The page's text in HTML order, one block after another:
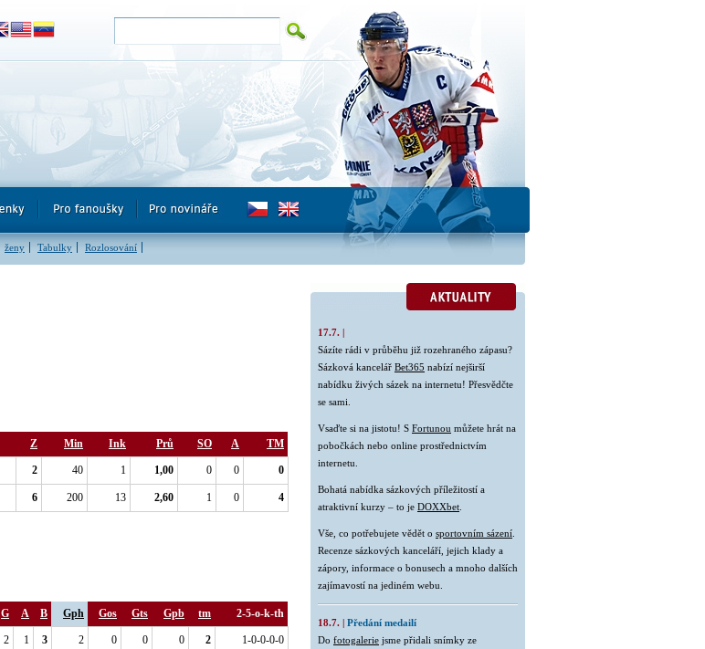
ženy Tabulky Rozlosování
Z Min Ink Prů SO A TM
2 40 1 1,00 0 0 0
6 200 13 2,60 1 0 4
G A B Gph Gos Gts Gpb tm 2-5-o-k-th
2 1 3 2 0 0 0 2 1-0-0-0-0
17.7. |
Sázíte rádi v průběhu již rozehraného zápasu?
Sázková kancelář Bet365 nabízí nejširší
nabídku živých sázek na internetu! Přesvědčte
se sami.
Vsaďte si na jistotu! S Fortunou můžete hrát na
pobočkách nebo online prostřednictvím
internetu.
Bohatá nabídka sázkových příležitostí a
atraktivní kurzy – to je DOXXbet
Vše, co potřebujete vědět o sportovním sázení
Recenze sázkových kanceláří, jejich klady a
zápory, informace o bonusech a mnoho dalších
zajímavostí na jediném webu.
18.7. | Předání medailí
Do fotogalerie jsme přidali snímky ze